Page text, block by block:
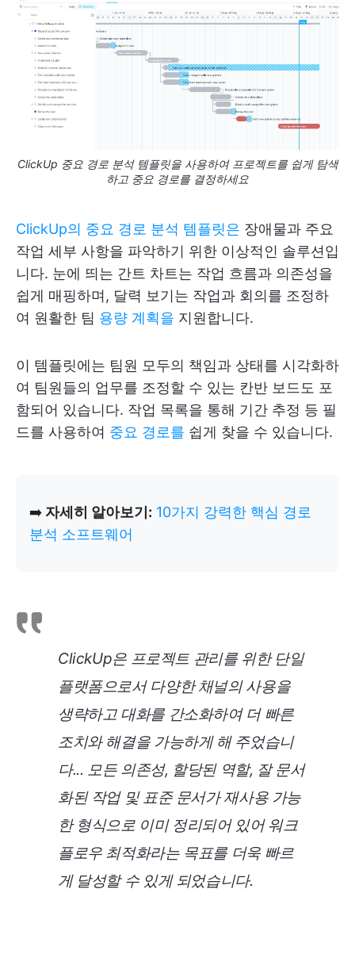
ClickUp 중요 경로 분석 템플릿을 사용하여 프로젝트를 쉽게 탐색
하고 중요 경로를 결정하세요
ClickUp의 중요 경로 분석 템플릿은 장애물과 주요
작업 세부 사항을 파악하기 위한 이상적인 솔루션입
니다. 눈에 띄는 간트 차트는 작업 흐름과 의존성을
쉽게 매핑하며, 달력 보기는 작업과 회의를 조정하
여 원활한 팀 용량 계획을 지원합니다.
이 템플릿에는 팀원 모두의 책임과 상태를 시각화하
여 팀원들의 업무를 조정할 수 있는 칸반 보드도 포
함되어 있습니다. 작업 목록을 통해 기간 추정 등 필
드를 사용하여 중요 경로를 쉽게 찾을 수 있습니다.
➡️ 자세히 알아보기: 10가지 강력한 핵심 경로
분석 소프트웨어
ClickUp은 프로젝트 관리를 위한 단일
플랫폼으로서 다양한 채널의 사용을
생략하고 대화를 간소화하여 더 빠른
조치와 해결을 가능하게 해 주었습니
다... 모든 의존성, 할당된 역할, 잘 문서
화된 작업 및 표준 문서가 재사용 가능
한 형식으로 이미 정리되어 있어 워크
플로우 최적화라는 목표를 더욱 빠르
게 달성할 수 있게 되었습니다.